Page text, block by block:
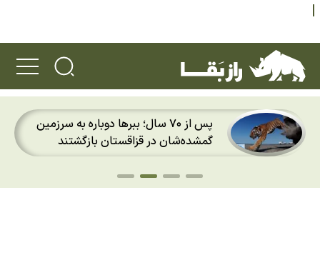
پس از ۷۰ سال؛ ببرها دوباره به سرزمین
گمشده‌شان در قزاقستان بازگشتند